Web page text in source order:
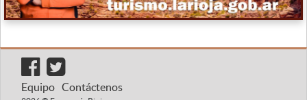
Equipo Contáctenos